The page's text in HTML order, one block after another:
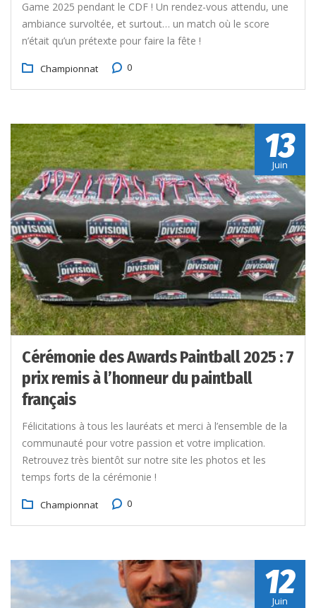
Game 2025 pendant le CDF ! Un rendez-vous attendu, une
ambiance survoltée, et surtout… un match où le score
n’était qu’un prétexte pour faire la fête !
Championnat 0
13
Juin
Cérémonie des Awards Paintball 2025 : 7
prix remis à l’honneur du paintball
français
Félicitations à tous les lauréats et merci à l’ensemble de la
communauté pour votre passion et votre implication.
Retrouvez très bientôt sur notre site les photos et les
temps forts de la cérémonie !
Championnat 0
12
Juin